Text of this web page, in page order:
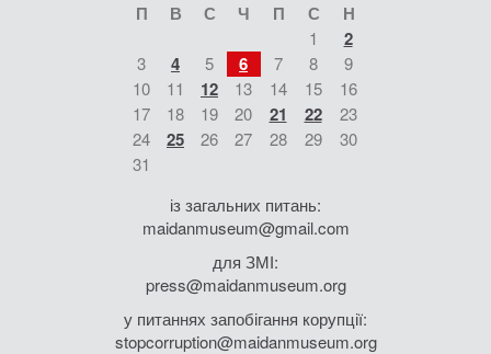
П В С Ч П С Н
1 2
3 4 5 6 7 8
9
10
11 12 13 14 15
16
17
18 19 20 21 22
23
24
25 26 27 28 29
30
31
із загальних питань:
maidanmuseum@gmail.com
для ЗМІ:
press@maidanmuseum.org
у питаннях запобігання корупції:
stopcorruption@maidanmuseum.org